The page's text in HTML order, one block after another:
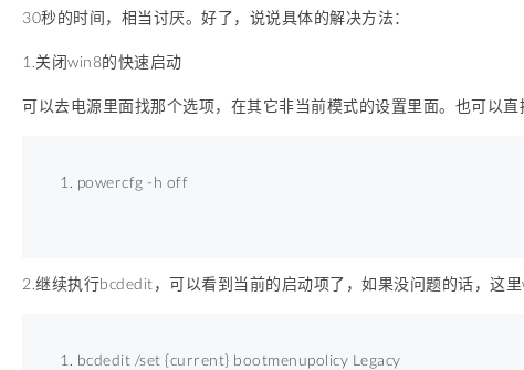
30秒的时间，相当讨厌。好了，说说具体的解决方法：
1.关闭win8的快速启动
可以去电源里面找那个选项，在其它非当前模式的设置里面。也可以直
powercfg -h off
2.继续执行bcdedit，可以看到当前的启动项了，如果没问题的话，这
bcdedit /set {current} bootmenupolicy Legacy